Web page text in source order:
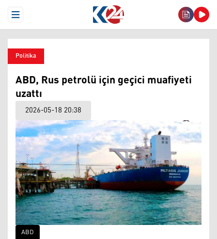
Open Menu
Politika
ABD, Rus petrolü için geçici muafiyeti
uzattı
2026-05-18 20:38
ABD